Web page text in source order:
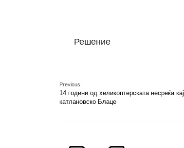
Решение
Previous:
14 години од хеликоптерската несреќа кај
катлановско Блаце